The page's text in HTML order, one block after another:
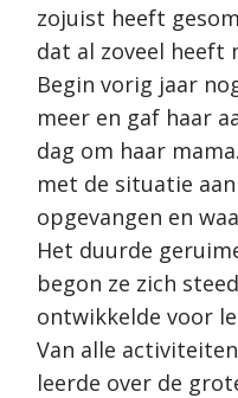
zojuist heeft
dat al zoveel heeft
Begin vorig jaar
meer en gaf haar
dag om haar
met de situatie
opgevangen en
Het duurde
begon ze zich
ontwikkelde voor
Van alle
leerde over de